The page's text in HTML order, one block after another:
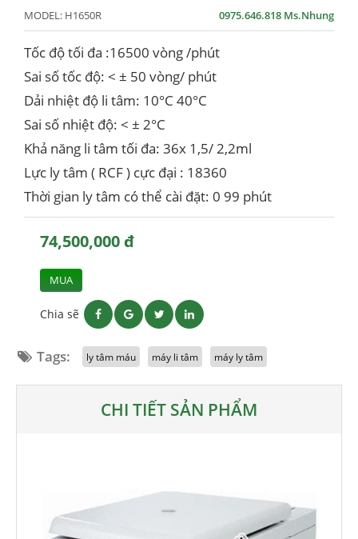
MODEL: H1650R 0975.646.818 Ms.Nhung
Tốc độ tối đa :16500 vòng /phút
Sai số tốc độ: < ± 50 vòng/ phút
Dải nhiệt độ li tâm: 10°C 40°C
Sai số nhiệt độ: < ± 2°C
Khả năng li tâm tối đa: 36x 1,5/ 2,2ml
Lực ly tâm ( RCF ) cực đại : 18360
Thời gian ly tâm có thể cài đặt: 0 99 phút
74,500,000 đ
MUA
Chia sẽ
Tags: ly tâm máu máy li tâm máy ly tâm
CHI TIẾT SẢN PHẨM